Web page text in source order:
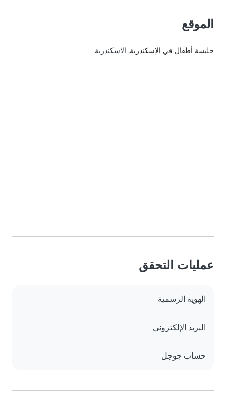
الموقع
جليسة أطفال في الإسكندرية, الاسكندرية
عمليات التحقق
الهوية الرسمية
البريد الإلكتروني
حساب جوجل